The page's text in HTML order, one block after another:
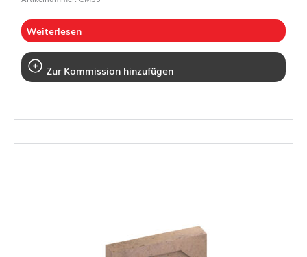
Weiterlesen
Zur Kommission hinzufügen